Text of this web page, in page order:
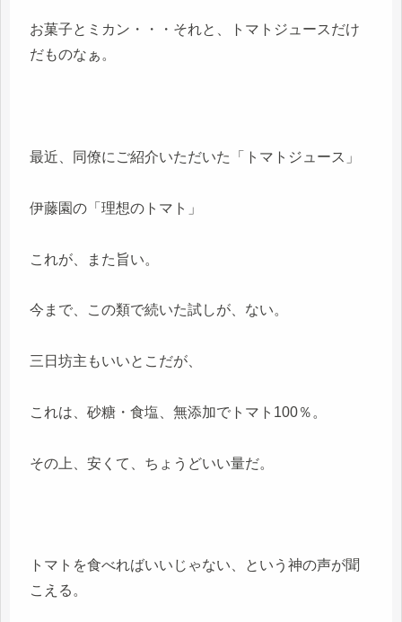
お菓子とミカン・・・それと、トマトジュースだけ
だものなぁ。
最近、同僚にご紹介いただいた「トマトジュース」
伊藤園の「理想のトマト」
これが、また旨い。
今まで、この類で続いた試しが、ない。
三日坊主もいいとこだが、
これは、砂糖・食塩、無添加でトマト100％。
その上、安くて、ちょうどいい量だ。
トマトを食べればいいじゃない、という神の声が聞
こえる。